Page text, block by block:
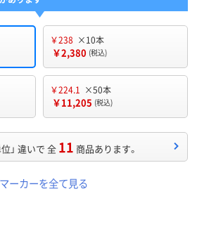
￥238 ×10本
￥2,380 (税込)
￥224.1 ×50本
￥11,205 (税込)
位」 違いで 全 11 商品あります。
ーカーを全て見る